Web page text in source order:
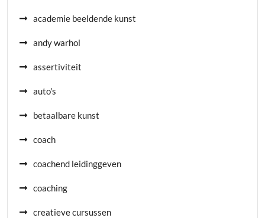
academie beeldende kunst
andy warhol
assertiviteit
auto's
betaalbare kunst
coach
coachend leidinggeven
coaching
creatieve cursussen